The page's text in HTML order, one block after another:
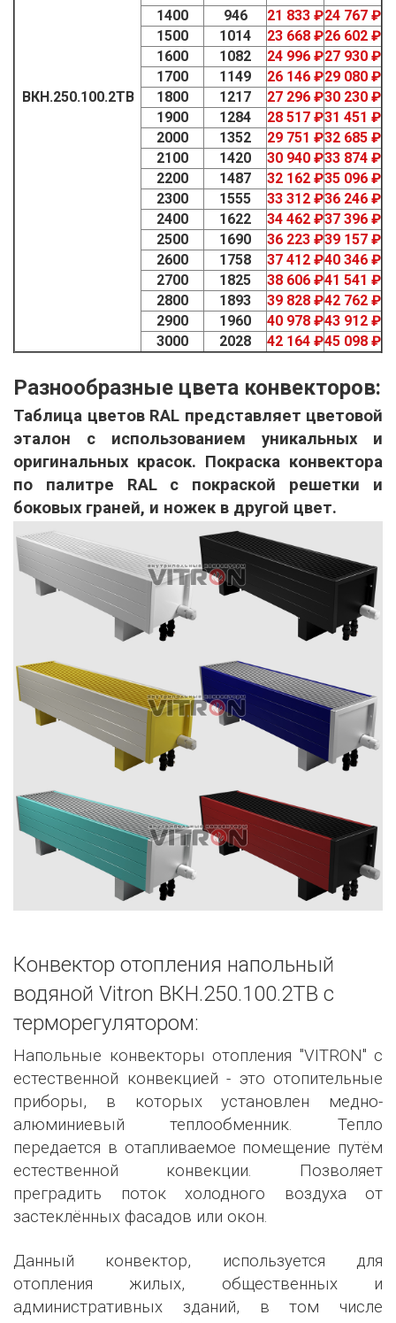
ВКН.250.100.2ТВ
1400
946 21 833 ₽24 767 ₽
1500
1014 23 668 ₽26 602 ₽
1600
1082 24 996 ₽27 930 ₽
1700
1149 26 146 ₽29 080 ₽
1800
1217 27 296 ₽30 230 ₽
1900
1284 28 517 ₽31 451 ₽
2000
1352 29 751 ₽32 685 ₽
2100
1420 30 940 ₽33 874 ₽
2200
1487 32 162 ₽35 096 ₽
2300
1555 33 312 ₽36 246 ₽
2400
1622 34 462 ₽37 396 ₽
2500
1690 36 223 ₽39 157 ₽
2600
1758 37 412 ₽40 346 ₽
2700
1825 38 606 ₽41 541 ₽
2800
1893 39 828 ₽42 762 ₽
2900
1960 40 978 ₽43 912 ₽
3000
2028 42 164 ₽45 098 ₽
Разнообразные цвета конвекторов:
Таблица цветов RAL представляет цветовой
эталон с использованием уникальных и
оригинальных красок. Покраска конвектора
по палитре RAL с покраской решетки и
боковых граней, и ножек в другой цвет.
Конвектор отопления напольный
водяной Vitron ВКН.250.100.2ТВ с
терморегулятором:
Напольные конвекторы отопления "VITRON" с
естественной конвекцией - это отопительные
приборы, в которых установлен медно-
алюминиевый теплообменник. Тепло
передается в отапливаемое помещение путём
естественной конвекции. Позволяет
преградить поток холодного воздуха от
застеклённых фасадов или окон.
Данный конвектор, используется для
отопления жилых, общественных и
административных зданий, в том числе